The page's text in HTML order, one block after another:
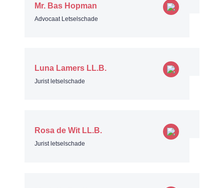
Mr. Bas Hopman
Advocaat Letselschade
Luna Lamers LL.B.
Jurist letselschade
Rosa de Wit LL.B.
Jurist letselschade